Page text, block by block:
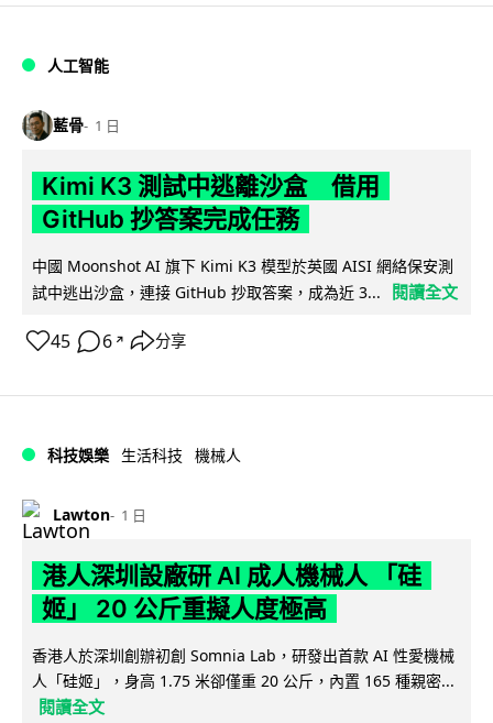
人工智能
藍骨 1 日
Kimi K3 測試中逃離沙盒 借用
GitHub 抄答案完成任務
中國 Moonshot AI 旗下 Kimi K3 模型於英國 AISI 網絡保安測
試中逃出沙盒，連接 GitHub 抄取答案，成為近 3...
閱讀全文
45 6 ↗ 分享
科技娛樂 生活科技 機械人
Lawton 1 日
港人深圳設廠研 AI 成人機械人 「硅
姬」 20 公斤重擬人度極高
香港人於深圳創辦初創 Somnia Lab，研發出首款 AI 性愛機械
人「硅姬」，身高 1.75 米卻僅重 20 公斤，內置 165 種親密...
閱讀全文